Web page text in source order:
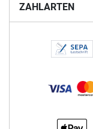
ZAHLARTEN